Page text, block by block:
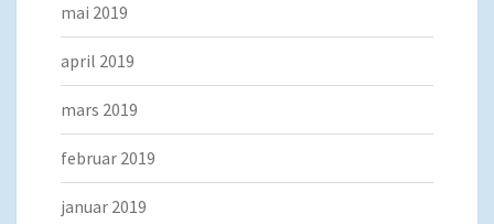
mai 2019
april 2019
mars 2019
februar 2019
januar 2019